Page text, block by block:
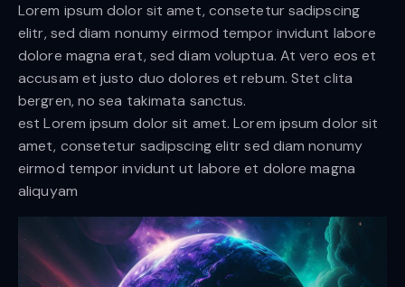
Lorem ipsum dolor sit amet, consetetur sadipscing
elitr, sed diam nonumy eirmod tempor invidunt labore
dolore magna erat, sed diam voluptua. At vero eos et
accusam et justo duo dolores et rebum. Stet clita
bergren, no sea takimata sanctus.
est Lorem ipsum dolor sit amet. Lorem ipsum dolor sit
amet, consetetur sadipscing elitr sed diam nonumy
eirmod tempor invidunt ut labore et dolore magna
aliquyam